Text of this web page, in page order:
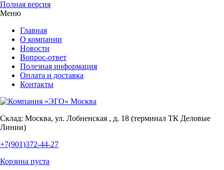
Полная версия
Меню
Главная
О компании
Новости
Вопрос-ответ
Полезная информация
Оплата и доставка
Контакты
Склад: Москва, ул. Лобненская , д. 18 (терминал ТК Деловые
Линии)
+7(901)372-44-27
Корзина пуста